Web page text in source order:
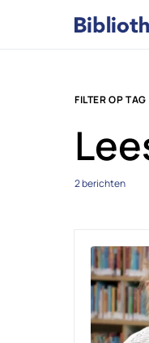
FILTER OP TAG
2 berichten